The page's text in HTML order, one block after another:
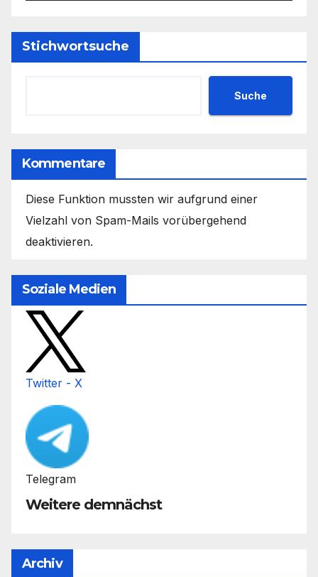
Stichwortsuche
Suche
Kommentare
Diese Funktion mussten wir aufgrund einer
Vielzahl von Spam-Mails vorübergehend
deaktivieren.
Soziale Medien
Twitter - X
Telegram
Weitere demnächst
Archiv